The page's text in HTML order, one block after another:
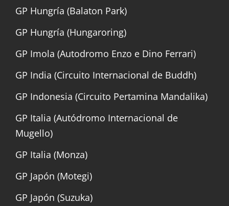
GP Hungría (Balaton Park)
GP Hungría (Hungaroring)
GP Imola (Autodromo Enzo e Dino Ferrari)
GP India (Circuito Internacional de Buddh)
GP Indonesia (Circuito Pertamina Mandalika)
GP Italia (Autódromo Internacional de
Mugello)
GP Italia (Monza)
GP Japón (Motegi)
GP Japón (Suzuka)